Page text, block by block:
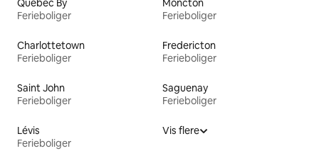
Québec By
Ferieboliger
Moncton
Ferieboliger
Charlottetown
Ferieboliger
Fredericton
Ferieboliger
Saint John
Ferieboliger
Saguenay
Ferieboliger
Lévis
Ferieboliger
Vis flere